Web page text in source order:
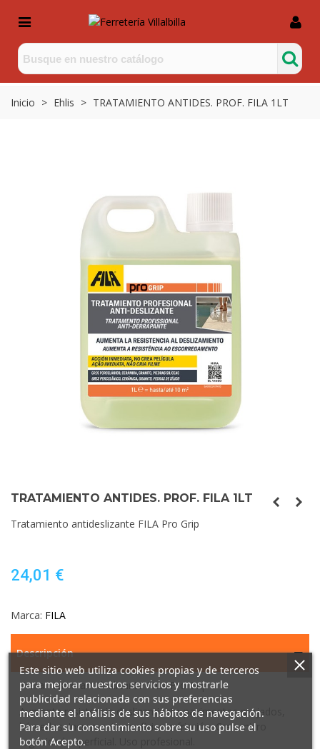
Inicio > Ehlis > TRATAMIENTO ANTIDES. PROF. FILA 1LT
TRATAMIENTO ANTIDES. PROF. FILA 1LT
Tratamiento antideslizante FILA Pro Grip
24,01 €
Marca: FILA
Descripción
Tratamiento antideslizante FILA Pro Grip
Aumenta resistencia deslizamiento pavimentos mojados,
húmedos. Incrementa coeficiente fricción. Crea micro
rugosidad superficial. Uso profesional.
Este sitio web utiliza cookies propias y de terceros
para mejorar nuestros servicios y mostrarle
publicidad relacionada con sus preferencias
mediante el análisis de sus hábitos de navegación.
Para dar su consentimiento sobre su uso pulse el
botón Acepto.